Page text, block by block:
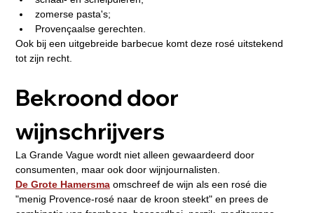
zomerse pasta's;
Provençaalse gerechten.
Ook bij een uitgebreide barbecue komt deze rosé uitstekend
tot zijn recht.
Bekroond door
wijnschrijvers
La Grande Vague wordt niet alleen gewaardeerd door
consumenten, maar ook door wijnjournalisten.
De Grote Hamersma omschreef de wijn als een rosé die
"menig Provence-rosé naar de kroon steekt" en prees de